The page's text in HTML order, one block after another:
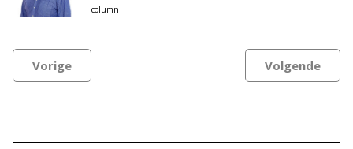
column
Vorige Volgende